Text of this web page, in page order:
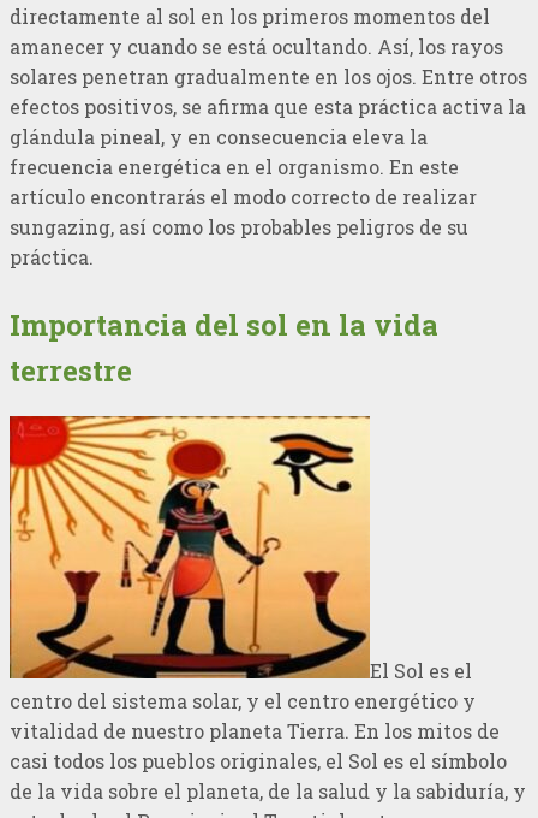
directamente al sol en los primeros momentos del
amanecer y cuando se está ocultando. Así, los rayos
solares penetran gradualmente en los ojos. Entre otros
efectos positivos, se afirma que esta práctica activa la
glándula pineal, y en consecuencia eleva la
frecuencia energética en el organismo. En este
artículo encontrarás el modo correcto de realizar
sungazing, así como los probables peligros de su
práctica.
Importancia del sol en la vida
terrestre
El Sol es el
centro del sistema solar, y el centro energético y
vitalidad de nuestro planeta Tierra. En los mitos de
casi todos los pueblos originales, el Sol es el símbolo
de la vida sobre el planeta, de la salud y la sabiduría, y